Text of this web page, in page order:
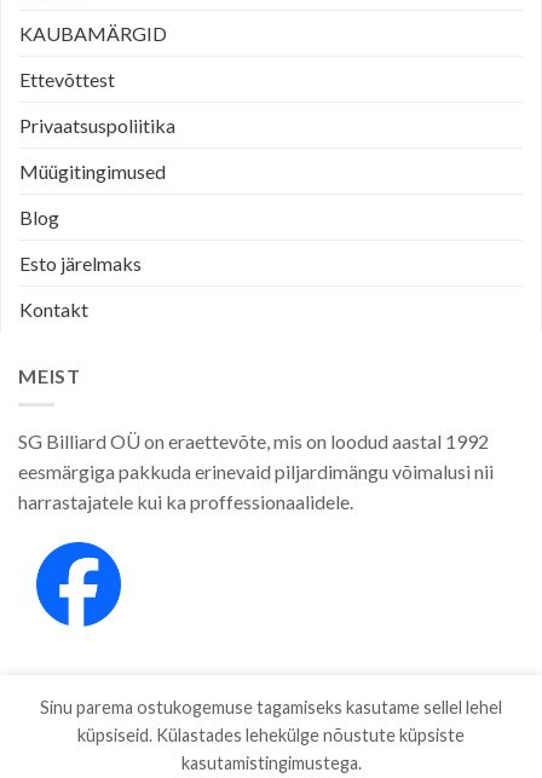
KAUBAMÄRGID
Ettevõttest
Privaatsuspoliitika
Müügitingimused
Blog
Esto järelmaks
Kontakt
MEIST
SG Billiard OÜ on eraettevõte, mis on loodud aastal 1992
eesmärgiga pakkuda erinevaid piljardimängu võimalusi nii
harrastajatele kui ka proffessionaalidele.
KAUBAMÄRGID ETTEVÕTTEST PRIVAATSUSPOLIITIKA
Sinu parema ostukogemuse tagamiseks kasutame sellel lehel
küpsiseid. Külastades lehekülge nõustute küpsiste
kasutamistingimustega.